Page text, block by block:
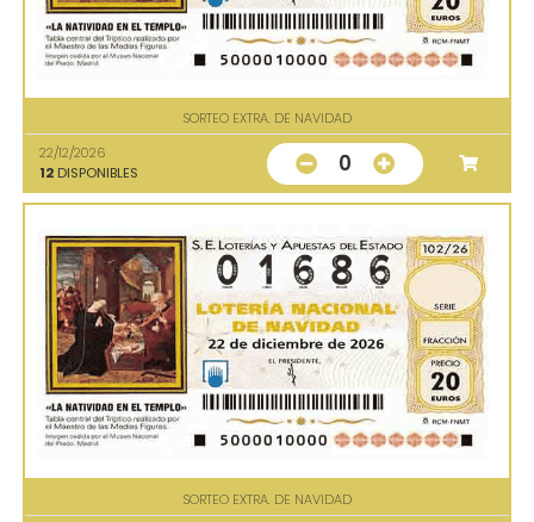
SORTEO EXTRA. DE NAVIDAD
22/12/2026
12 DISPONIBLES 0
SORTEO EXTRA. DE NAVIDAD